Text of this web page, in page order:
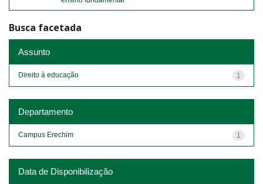
Busca facetada
Assunto
1
Direito à educação
Departamento
1
Campus Erechim
Data de Disponibilização